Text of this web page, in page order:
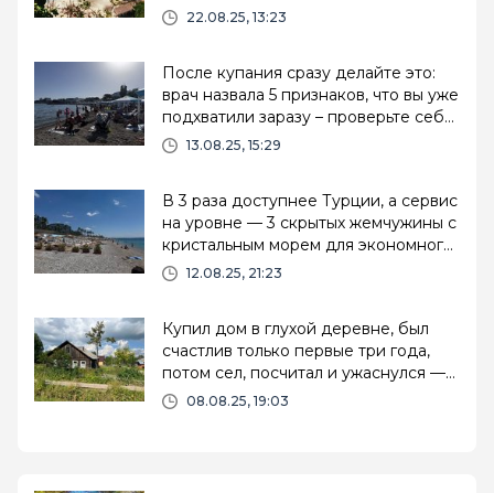
22.08.25, 13:23
После купания сразу делайте это:
врач назвала 5 признаков, что вы уже
подхватили заразу – проверьте себя
срочно
13.08.25, 15:29
В 3 раза доступнее Турции, а сервис
на уровне — 3 скрытых жемчужины с
кристальным морем для экономного
отдыха
12.08.25, 21:23
Купил дом в глухой деревне, был
счастлив только первые три года,
потом сел, посчитал и ужаснулся —
надо было делать по-другому
08.08.25, 19:03